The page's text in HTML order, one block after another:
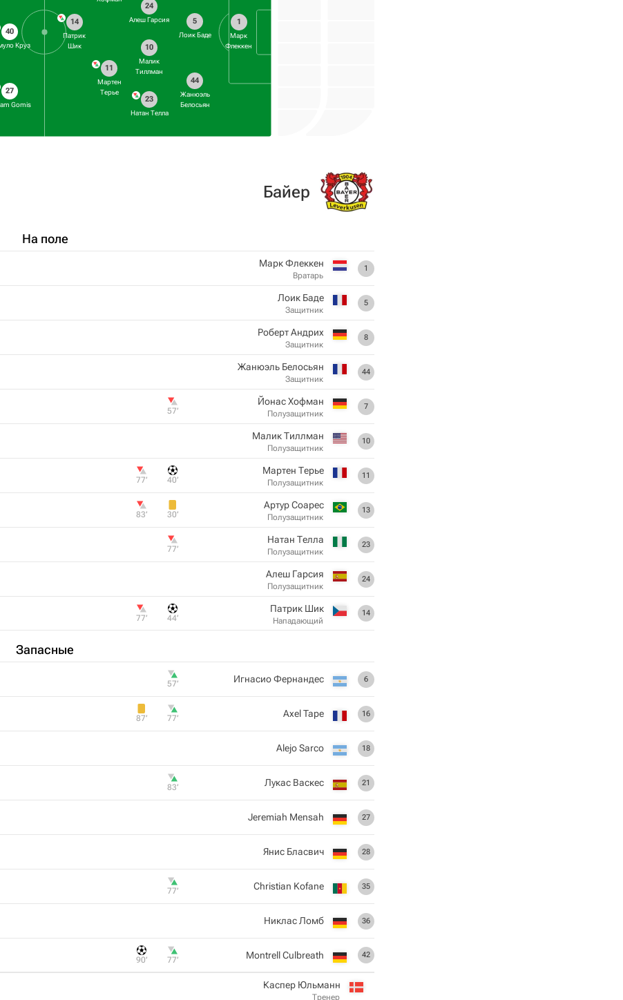
40
Круз
27
Gomis
1
Марк
Флеккен
5
Лоик Баде
44
Жанюэль
Белосьян
24
Алеш Гарсия
10
Малик
Тиллман
23
Натан Телла
11
Мартен
Терье
14
Патрик
Шик
На поле
Запасные
Байер
1
Марк Флеккен
Вратарь
5
Лоик Баде
Защитник
8
Роберт Андрих
Защитник
44
Жанюэль Белосьян
Защитник
7
Йонас Хофман
Полузащитник
57‎’‎
10
Малик Тиллман
Полузащитник
11
Мартен Терье
Полузащитник
40‎’‎
77‎’‎
13
Артур Соарес
Полузащитник
30‎’‎
83‎’‎
23
Натан Телла
Полузащитник
77‎’‎
24
Алеш Гарсия
Полузащитник
14
Патрик Шик
Нападающий
44‎’‎
77‎’‎
6
Игнасио Фернандес
57‎’‎
16
Axel Tape
77‎’‎
87‎’‎
18
Alejo Sarco
21
Лукас Васкес
83‎’‎
27
Jeremiah Mensah
28
Янис Бласвич
35
Christian Kofane
77‎’‎
36
Никлас Ломб
42
Montrell Culbreath
77‎’‎
90‎’‎
Каспер Юльманн
Тренер